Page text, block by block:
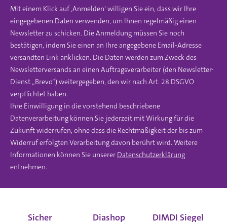
Mit einem Klick auf ‚Anmelden‘ willigen Sie ein, dass wir Ihre
eingegebenen Daten verwenden, um Ihnen regelmäßig einen
Newsletter zu schicken. Die Anmeldung müssen Sie noch
bestätigen, indem Sie einen an Ihre angegebene Email-Adresse
versandten Link anklicken. Die Daten werden zum Zweck des
Newsletterversands an einen Auftragsverarbeiter (den Newsletter-
Dienst „Brevo“) weitergegeben, den wir nach Art. 28 DSGVO
verpflichtet haben.
Ihre Einwilligung in die vorstehend beschriebene
Datenverarbeitung können Sie jederzeit mit Wirkung für die
Zukunft widerrufen, ohne dass die Rechtmäßigkeit der bis zum
Widerruf erfolgten Verarbeitung davon berührt wird. Weitere
Informationen können Sie unserer Datenschutzerklärung
entnehmen.
Sicher
Diashop
DIMDI Siegel